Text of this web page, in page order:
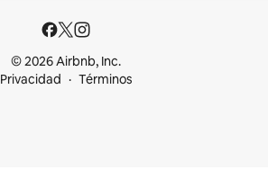
© 2026 Airbnb, Inc.
Privacidad
Términos